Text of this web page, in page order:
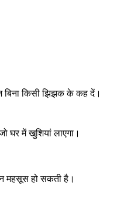
बिना किसी झिझक के कह दें।
घर में खुशियां लाएगा।
महसूस हो सकती है।